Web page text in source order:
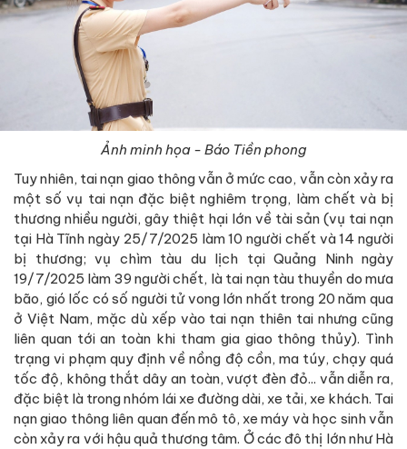
Ảnh minh họa - Báo Tiền phong
Tuy nhiên, tai nạn giao thông vẫn ở mức cao, vẫn còn xảy ra
một số vụ tai nạn đặc biệt nghiêm trọng, làm chết và bị
thương nhiều người, gây thiệt hại lớn về tài sản (vụ tai nạn
tại Hà Tĩnh ngày 25/7/2025 làm 10 người chết và 14 người
bị thương; vụ chìm tàu du lịch tại Quảng Ninh ngày
19/7/2025 làm 39 người chết, là tai nạn tàu thuyền do mưa
bão, gió lốc có số người tử vong lớn nhất trong 20 năm qua
ở Việt Nam, mặc dù xếp vào tai nạn thiên tai nhưng cũng
liên quan tới an toàn khi tham gia giao thông thủy). Tình
trạng vi phạm quy định về nồng độ cồn, ma túy, chạy quá
tốc độ, không thắt dây an toàn, vượt đèn đỏ... vẫn diễn ra,
đặc biệt là trong nhóm lái xe đường dài, xe tải, xe khách. Tai
nạn giao thông liên quan đến mô tô, xe máy và học sinh vẫn
còn xảy ra với hậu quả thương tâm. Ở các đô thị lớn như Hà